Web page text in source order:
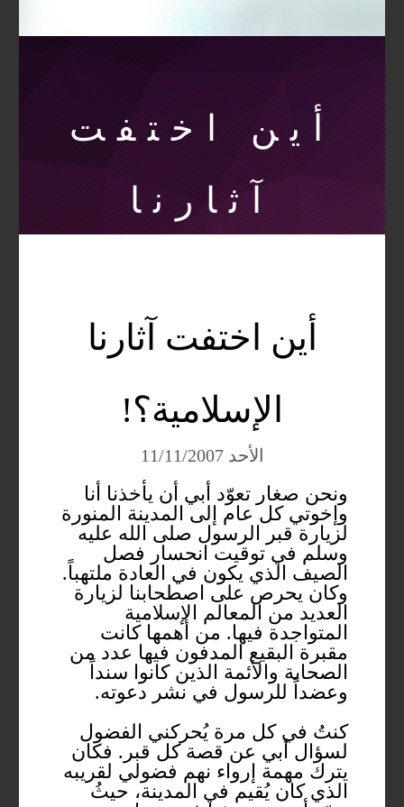
أين اختفت
آثارنا
أين اختفت آثارنا
الإسلامية؟!
الأحد 11/11/2007
ونحن صغار تعوّد أبي أن يأخذنا أنا
وإخوتي كل عام إلى المدينة المنورة
لزيارة قبر الرسول صلى الله عليه
وسلم في توقيت انحسار فصل
الصيف الذي يكون في العادة ملتهباً.
وكان يحرص على اصطحابنا لزيارة
العديد من المعالم الإسلامية
المتواجدة فيها. من أهمها كانت
مقبرة البقيع المدفون فيها عدد من
الصحابة والأئمة الذين كانوا سنداً
وعضداً للرسول في نشر دعوته.
كنتُ في كل مرة يُحركني الفضول
لسؤال أبي عن قصة كل قبر. فكان
يترك مهمة إرواء نهم فضولي لقريبه
الذي كان يُقيم في المدينة، حيثُ